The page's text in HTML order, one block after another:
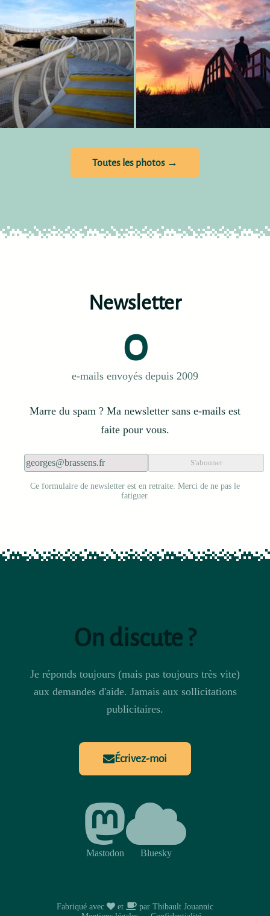
Toutes les photos →
Newsletter
0
e-mails envoyés depuis 2009
Marre du spam ? Ma newsletter sans e-mails est
faite pour vous.
S'abonner
Ce formulaire de newsletter est en retraite. Merci de ne pas le
fatiguer.
On discute ?
Je réponds toujours (mais pas toujours très vite)
aux demandes d'aide. Jamais aux sollicitations
publicitaires.
Écrivez-moi
Mastodon Bluesky
Fabriqué avec amour
et café
par Thibault Jouannic